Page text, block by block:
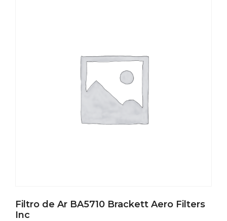
Filtro de Ar BA5710 Brackett Aero Filters
Inc